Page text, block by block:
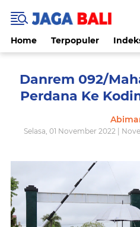
Home Terpopuler
Danrem 092/
Perdana Ke
Selasa, 01 November 2022 |